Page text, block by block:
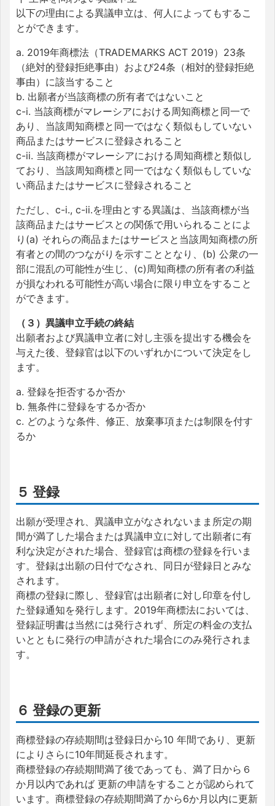
以下の理由による異議申立は、何人によってもするこ
とができます。
a. 2019年商標法（TRADEMARKS ACT 2019）23条
（絶対的登録拒絶事由）および24条（相対的登録拒絶
事由）に該当すること
b. 出願者が当該商標の所有者ではないこと
c-i. 当該商標がマレーシアにおける周知商標と同一で
あり、当該周知商標と同一ではなく類似もしていない
商品またはサービスに登録されること
c-ii. 当該商標がマレーシアにおける周知商標と類似し
ており、当該周知商標と同一ではなく類似もしていな
い商品またはサービスに登録されること
ただし、c-i., c-ii.を理由とする異議は、当該商標が当
該商品またはサービスとの関係で用いられることによ
り(a) それらの商品またはサービスと当該周知商標の所
有者との間のつながりを示すこととなり、(b) 公衆の一
部に混乱の可能性が生じ、(c)周知商標の所有者の利益
が損なわれる可能性が高い場合に限り申立をすること
ができます。
（３）異議申立手続の終結
出願者および異議申立者に対し主張を提出する機会を
与えた後、登録官は以下のいずれかについて決定をし
ます。
a. 登録を拒否するか否か
b. 無条件に登録をするか否か
c. どのような条件、修正、放棄事項または制限を付す
るか
５ 登録
出願が受理され、異議申立がなされないまま所定の期
間が満了した場合または異議申立に対して出願者に有
利な決定がされた場合、登録官は商標の登録を行いま
す。登録は出願の日付でなされ、同日が登録日とみな
されます。
商標の登録に際し、登録官は出願者に対し印章を付し
た登録通知を発行します。2019年商標法においては、
登録証明書は当然には発行されず、所定の料金の支払
いとともに発行の申請がされた場合にのみ発行されま
す。
６ 登録の更新
商標登録の存続期間は登録日から10 年間であり、更新
によりさらに10年間延長されます。
商標登録の存続期間満了後であっても、満了日から６
か月以内であれば 更新の申請をすることが認められて
います。商標登録の存続期間満了から6か月以内に更新